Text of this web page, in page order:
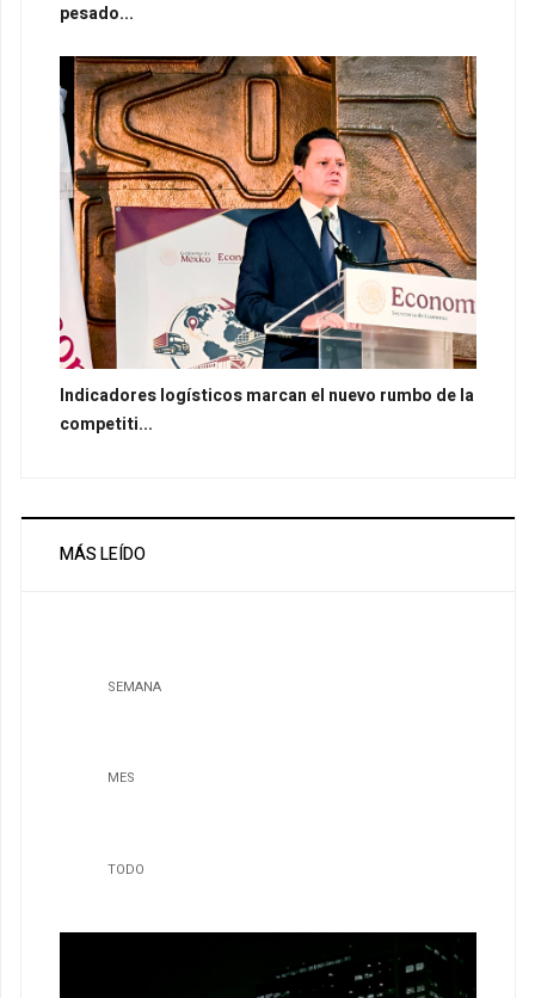
pesado...
Indicadores logísticos marcan el nuevo rumbo de la
competiti...
MÁS LEÍDO
SEMANA
MES
TODO